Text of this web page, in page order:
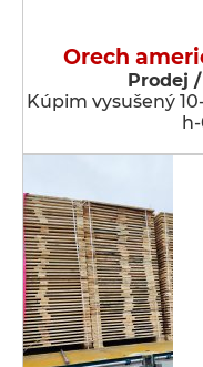
Orech
Prodej
Kúpim vysušený